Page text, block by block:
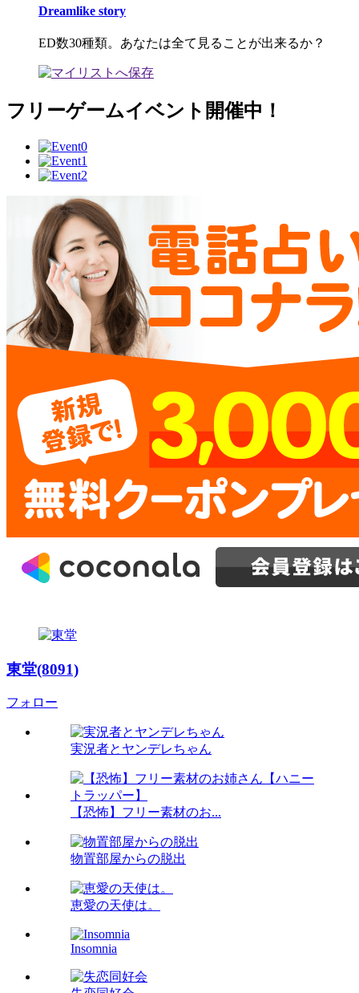
Dreamlike story
ED数30種類。あなたは全て見ることが出来るか？
フリーゲームイベント開催中！
東堂(8091)
フォロー
実況者とヤンデレちゃん
【恐怖】フリー素材のお...
物置部屋からの脱出
恵愛の天使は。
Insomnia